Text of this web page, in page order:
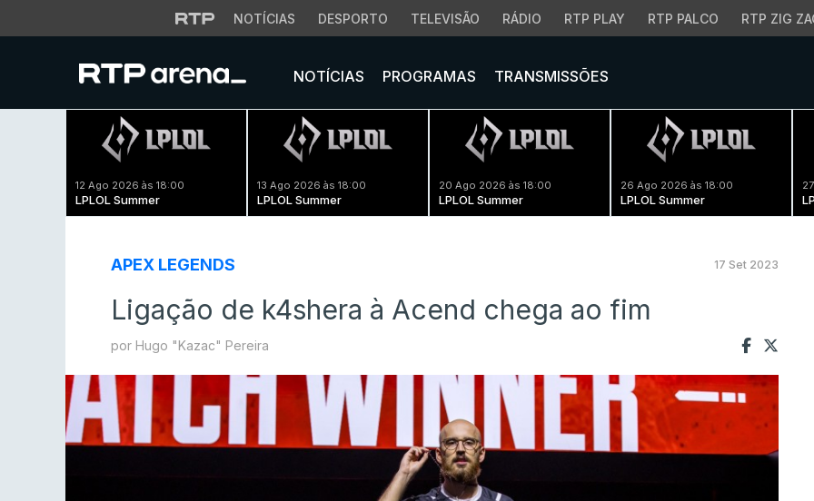
NOTÍCIAS DESPORTO TELEVISÃO RÁDIO RTP PLAY RTP PALCO RTP ZIG
NOTÍCIAS PROGRAMAS TRANSMISSÕES
12 Ago 2026 às 18:00
LPLOL Summer
13 Ago 2026 às 18:00
LPLOL Summer
20 Ago 2026 às 18:00
LPLOL Summer
26 Ago 2026 às 18:00
LPLOL Summer
APEX LEGENDS 17 Set 2023
Ligação de k4shera à Acend chega ao fim
por Hugo "Kazac" Pereira